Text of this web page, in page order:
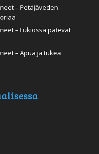
– Petäjäveden
– Lukiossa pätevät
– Apua ja tukea